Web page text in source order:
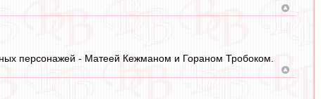
персонажей - Матеей Кежманом и Гораном Тробоком.